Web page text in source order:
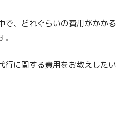
で、どれぐらいの費用がかかる
行に関する費用をお教えしたい